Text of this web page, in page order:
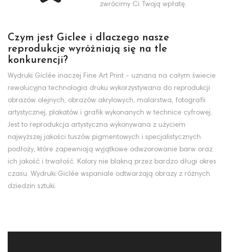
zwrócimy Ci Twoją wpłatę.
Czym jest Giclee i dlaczego nasze
reprodukcje wyróżniają się na tle
konkurencji?
Wydruki Giclée inaczej Fine Art Print - uznana na całym świecie
rewolucyjna technologia druku wykorzystywana do reprodukcji
obrazów olejnych, obrazów akrylowych, malarstwa, fotografii
artystycznej, plakatów i grafik wykonanych w technice cyfrowej.
Jest to reprodukcja artystyczna wykonywana z użyciem
najwyższej jakości tuszów pigmentowych i specjalistycznych
podłoży, które zapewniają wyjątkowe odwzorowanie barw oraz
ich jakość i trwałość. Kolory nie blakną przez bardzo długi okres
czasu. Wydruki Giclée wspaniale odtwarzają obrazy z różnych
dziedzin sztuki.